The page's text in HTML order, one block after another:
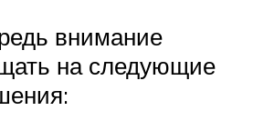
внимание
на следующие